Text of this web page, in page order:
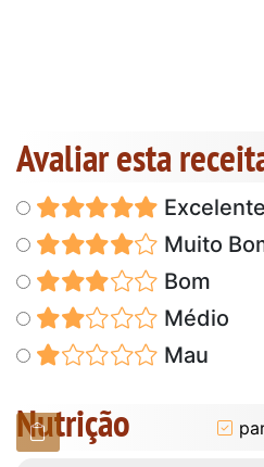
Avaliar esta
Muito
Bom
Médio
Mau
Nutrição